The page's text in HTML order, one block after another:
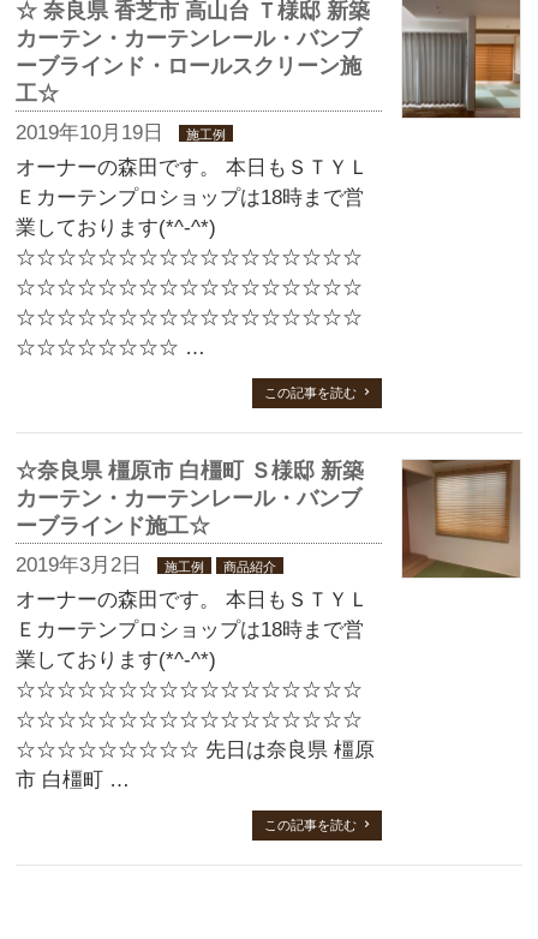
☆ 奈良県 香芝市 高山台 Ｔ様邸 新築
カーテン・カーテンレール・バンブ
ーブラインド・ロールスクリーン施
工☆
2019年10月19日 施工例
オーナーの森田です。 本日もＳＴＹＬ
Ｅカーテンプロショップは18時まで営
業しております(*^-^*)
☆☆☆☆☆☆☆☆☆☆☆☆☆☆☆☆☆
☆☆☆☆☆☆☆☆☆☆☆☆☆☆☆☆☆
☆☆☆☆☆☆☆☆☆☆☆☆☆☆☆☆☆
☆☆☆☆☆☆☆☆ …
この記事を読む
☆奈良県 橿原市 白橿町 Ｓ様邸 新築
カーテン・カーテンレール・バンブ
ーブラインド施工☆
2019年3月2日 施工例 商品紹介
オーナーの森田です。 本日もＳＴＹＬ
Ｅカーテンプロショップは18時まで営
業しております(*^-^*)
☆☆☆☆☆☆☆☆☆☆☆☆☆☆☆☆☆
☆☆☆☆☆☆☆☆☆☆☆☆☆☆☆☆☆
☆☆☆☆☆☆☆☆☆ 先日は奈良県 橿原
市 白橿町 …
この記事を読む